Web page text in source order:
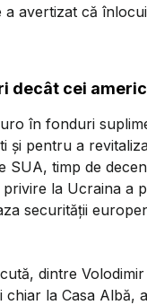
a avertizat că
decât cei
în fonduri
și pentru a
timp de
la Ucraina a
securității
dintre
la Casa Albă,